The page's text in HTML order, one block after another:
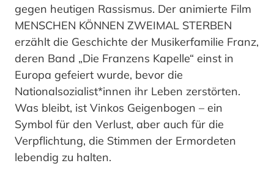
gegen heutigen Rassismus. Der animierte Film
MENSCHEN KÖNNEN ZWEIMAL STERBEN
erzählt die Geschichte der Musikerfamilie Franz,
deren Band „Die Franzens Kapelle“ einst in
Europa gefeiert wurde, bevor die
Nationalsozialist*innen ihr Leben zerstörten.
Was bleibt, ist Vinkos Geigenbogen – ein
Symbol für den Verlust, aber auch für die
Verpflichtung, die Stimmen der Ermordeten
lebendig zu halten.